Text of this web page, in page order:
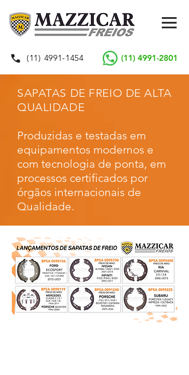
(11) 4991-1454 (11) 4991-2801
SAPATAS DE FREIO DE ALTA
QUALIDADE
Produzidas e testadas em
equipamentos modernos e
com tecnologia de ponta, em
processos certificados por
órgãos internacionais de
Qualidade.